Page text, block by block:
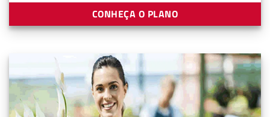
CONHEÇA O PLANO